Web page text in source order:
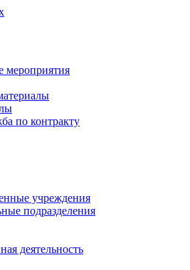
по контракту
учреждения
подразделения
деятельность